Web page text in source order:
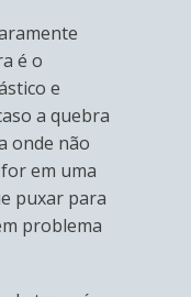
é o
e
a quebra
onde não
em uma
puxar para
problema